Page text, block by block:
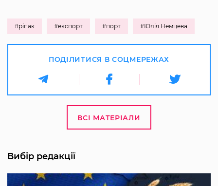
#ріпак #експорт #порт #Юлія Немцева
ПОДІЛИТИСЯ В СОЦМЕРЕЖАХ
ВСІ МАТЕРІАЛИ
Вибір редакції